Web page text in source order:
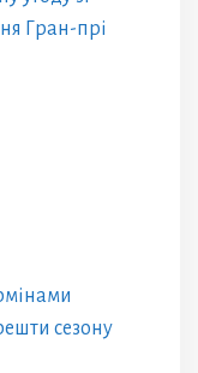
Гран-прі
сезону